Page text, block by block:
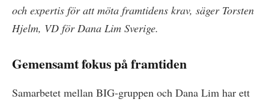
och expertis för att möta framtidens krav, säger Torsten
Hjelm, VD för Dana Lim Sverige.
Gemensamt fokus på framtiden
Samarbetet mellan BIG-gruppen och Dana Lim har ett